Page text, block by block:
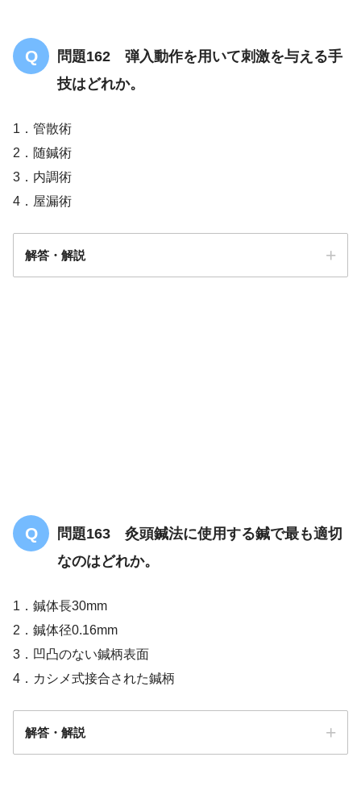
問題162 弾入動作を用いて刺激を与える手
技はどれか。
1．管散術
2．随鍼術
3．内調術
4．屋漏術
解答・解説
問題163 灸頭鍼法に使用する鍼で最も適切
なのはどれか。
1．鍼体長30mm
2．鍼体径0.16mm
3．凹凸のない鍼柄表面
4．カシメ式接合された鍼柄
解答・解説